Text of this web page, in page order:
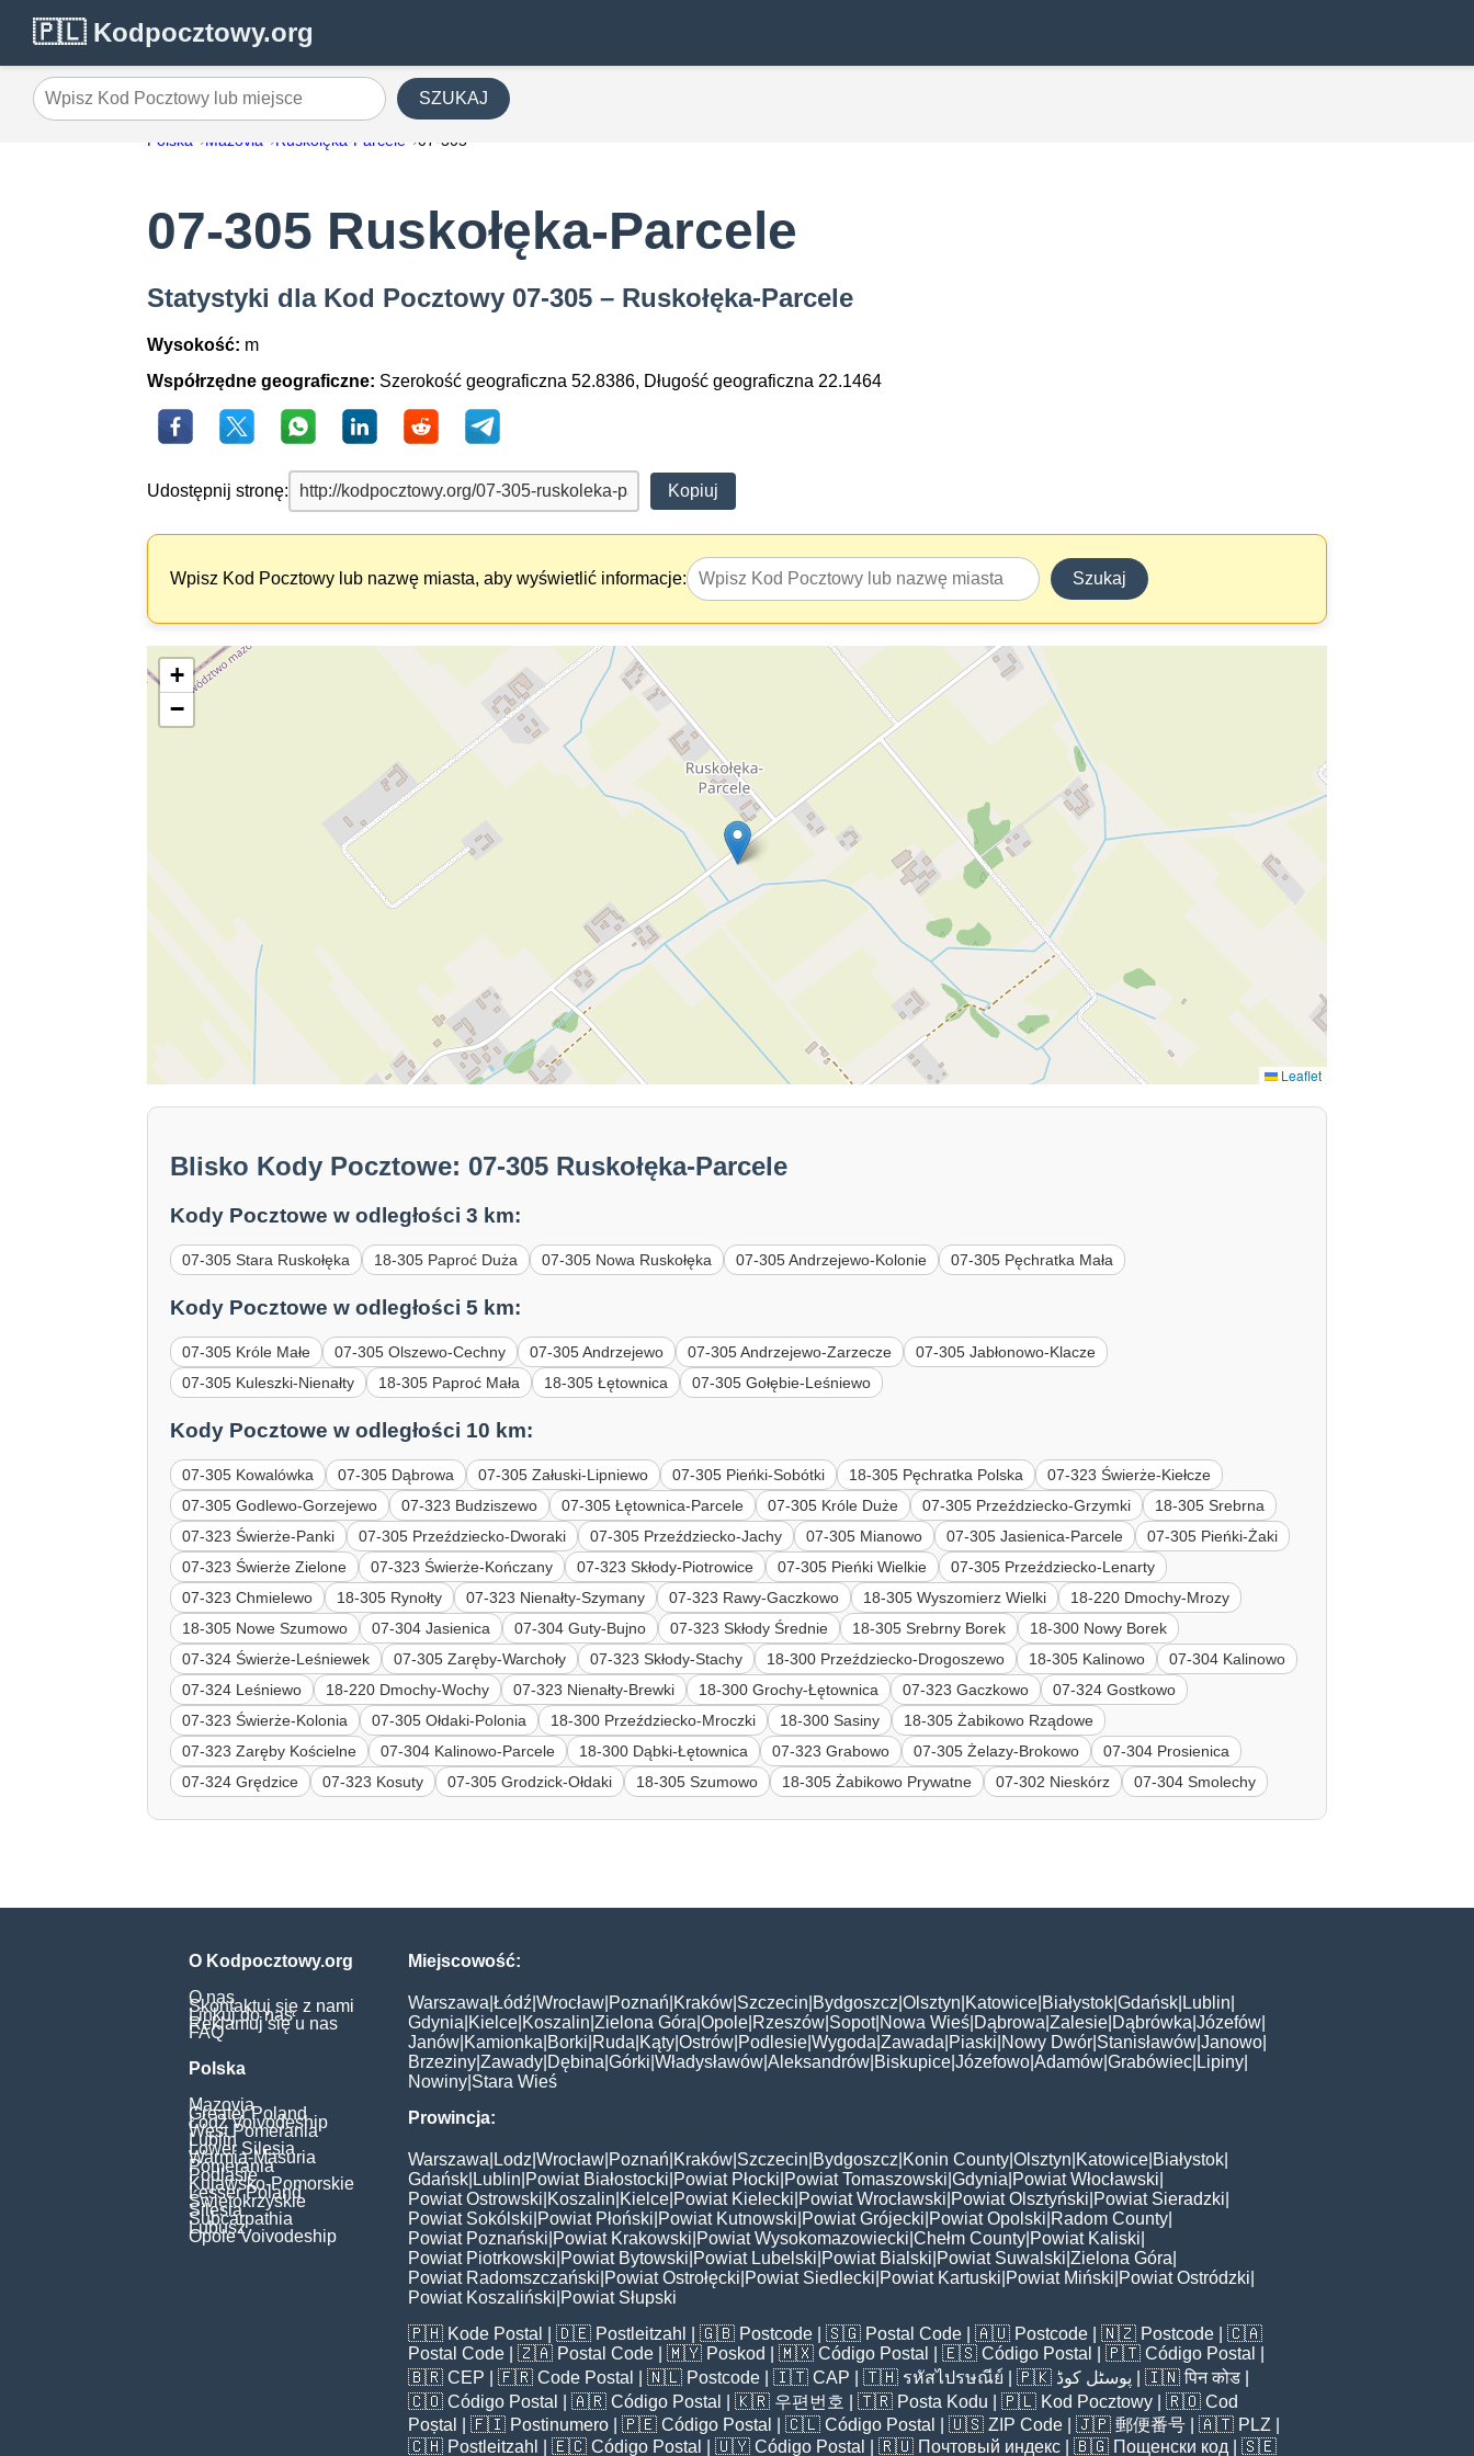
🇵🇱 Kodpocztowy.org
Wpisz Kod Pocztowy lub miejsce SZUKAJ
Polska Mazovia Ruskołęka-Parcele 07-305
07-305 Ruskołęka-Parcele
Statystyki dla Kod Pocztowy 07-305 – Ruskołęka-Parcele
Wysokość: m
Współrzędne geograficzne: Szerokość geograficzna 52.8386, Długość geograficzna 22.1464
Udostępnij stronę: Kopiuj
Wpisz Kod Pocztowy lub nazwę miasta, aby wyświetlić informacje: Szukaj
+
−
Leaflet
Blisko Kody Pocztowe: 07-305 Ruskołęka-Parcele
Kody Pocztowe w odległości 3 km:
07-305 Stara Ruskołęka 18-305 Paproć Duża 07-305 Nowa Ruskołęka 07-305 Andrzejewo-Kolonie 07-305 Pęchratka Mała
Kody Pocztowe w odległości 5 km:
07-305 Króle Małe 07-305 Olszewo-Cechny 07-305 Andrzejewo 07-305 Andrzejewo-Zarzecze
07-305 Jabłonowo-Klacze
07-305 Kuleszki-Nienałty
18-305 Paproć Mała 18-305 Łętownica 07-305 Gołębie-Leśniewo
Kody Pocztowe w odległości 10 km:
07-305 Kowalówka 07-305 Dąbrowa 07-305 Załuski-Lipniewo 07-305 Pieńki-Sobótki 18-305 Pęchratka Polska
07-323 Świerże-Kiełcze
07-305 Godlewo-Gorzejewo
07-323 Budziszewo 07-305 Łętownica-Parcele 07-305 Króle Duże 07-305 Przeździecko-Grzymki
18-305 Srebrna
07-323 Świerże-Panki
07-305 Przeździecko-Dworaki 07-305 Przeździecko-Jachy 07-305 Mianowo 07-305 Jasienica-Parcele
07-305 Pieńki-Żaki
07-323 Świerże Zielone
07-323 Świerże-Kończany 07-323 Skłody-Piotrowice 07-305 Pieńki Wielkie
07-305 Przeździecko-Lenarty
07-323 Chmielewo
18-305 Rynołty 07-323 Nienałty-Szymany 07-323 Rawy-Gaczkowo 18-305 Wyszomierz Wielki
18-220 Dmochy-Mrozy
18-305 Nowe Szumowo
07-304 Jasienica 07-304 Guty-Bujno 07-323 Skłody Średnie 18-305 Srebrny Borek
18-300 Nowy Borek
07-324 Świerże-Leśniewek
07-305 Zaręby-Warchoły 07-323 Skłody-Stachy 18-300 Przeździecko-Drogoszewo 18-305 Kalinowo
07-304 Kalinowo
07-324 Leśniewo
18-220 Dmochy-Wochy 07-323 Nienałty-Brewki 18-300 Grochy-Łętownica 07-323 Gaczkowo
07-324 Gostkowo
07-323 Świerże-Kolonia
07-305 Ołdaki-Polonia 18-300 Przeździecko-Mroczki 18-300 Sasiny
18-305 Żabikowo Rządowe
07-323 Zaręby Kościelne
07-304 Kalinowo-Parcele 18-300 Dąbki-Łętownica 07-323 Grabowo 07-305 Żelazy-Brokowo
07-304 Prosienica
07-324 Grędzice
07-323 Kosuty 07-305 Grodzick-Ołdaki 18-305 Szumowo 18-305 Żabikowo Prywatne 07-302 Nieskórz 07-304 Smolechy
O Kodpocztowy.org
O nas
Skontaktuj się z nami
Linkuj do nas
Reklamuj się u nas
FAQ
Polska
Mazovia
Greater Poland
Łódź Voivodeship
West Pomerania
Lublin
Lower Silesia
Warmia-Masuria
Pomerania
Podlasie
Kujawsko-Pomorskie
Lesser Poland
Świętokrzyskie
Silesia
Subcarpathia
Lubusz
Opole Voivodeship
Miejscowość:
Warszawa Łódź Wrocław Poznań Kraków Szczecin Bydgoszcz Olsztyn Katowice Białystok Gdańsk Lublin
Gdynia Kielce Koszalin Zielona Góra Opole Rzeszów Sopot| Nowa Wieś Dąbrowa Zalesie Dąbrówka Józefów
Janów Kamionka Borki Ruda Kąty Ostrów Podlesie Wygoda Zawada Piaski Nowy Dwór Stanisławów Janowo
Brzeziny Zawady Dębina Górki Władysławów Aleksandrów Biskupice Józefowo Adamów Grabówiec Lipiny
Nowiny Stara Wieś
Prowincja:
Warszawa Lodz Wrocław Poznań Kraków Szczecin Bydgoszcz Konin County Olsztyn Katowice Białystok
Gdańsk Lublin Powiat Białostocki Powiat Płocki Powiat Tomaszowski Gdynia Powiat Włocławski
Powiat Ostrowski Koszalin Kielce Powiat Kielecki Powiat Wrocławski Powiat Olsztyński Powiat Sieradzki
Powiat Sokólski Powiat Płoński Powiat Kutnowski Powiat Grójecki Powiat Opolski Radom County
Powiat Poznański Powiat Krakowski Powiat Wysokomazowiecki Chełm County Powiat Kaliski
Powiat Piotrkowski Powiat Bytowski Powiat Lubelski Powiat Bialski Powiat Suwalski Zielona Góra
Powiat Radomszczański Powiat Ostrołęcki Powiat Siedlecki Powiat Kartuski Powiat Miński Powiat Ostródzki
Powiat Koszaliński Powiat Słupski
🇵🇭 Kode Postal | 🇩🇪 Postleitzahl | 🇬🇧 Postcode | 🇸🇬 Postal Code | 🇦🇺 Postcode | 🇳🇿 Postcode | 🇨🇦
Postal Code | 🇿🇦 Postal Code | 🇲🇾 Poskod | 🇲🇽 Código Postal | 🇪🇸 Código Postal | 🇵🇹 Código Postal
🇧🇷 CEP | 🇫🇷 Code Postal | 🇳🇱 Postcode | 🇮🇹 CAP | 🇹🇭 รหัสไปรษณีย์ | 🇵🇰 پوسٹل کوڈ | 🇮🇳पिन कोड
🇨🇴 Código Postal | 🇦🇷 Código Postal | 🇰🇷 우편번호 | 🇹🇷 Posta Kodu | 🇵🇱 Kod Pocztowy | 🇷🇴 Cod
Poștal
| 🇫🇮 Postinumero | 🇵🇪 Código Postal | 🇨🇱 Código Postal | 🇺🇸 ZIP Code | 🇯🇵 郵便番号 | 🇦🇹 PLZ
🇨🇭 Postleitzahl | 🇪🇨 Código Postal | 🇺🇾 Código Postal | 🇷🇺 Почтовый индекс | 🇧🇬 Пощенски код | 🇸🇪